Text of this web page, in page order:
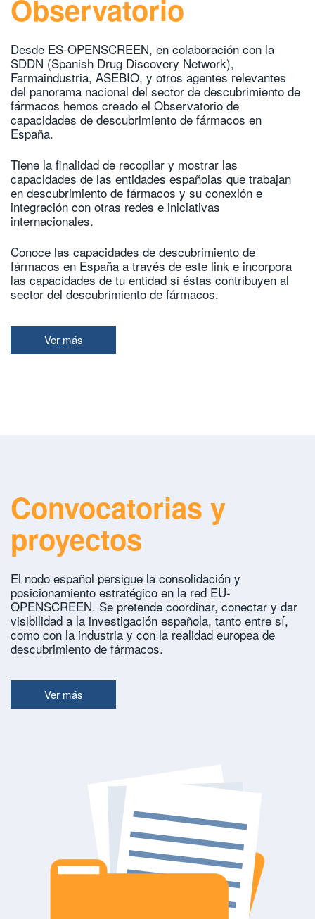
Observatorio
Desde ES-OPENSCREEN, en colaboración con la
SDDN (Spanish Drug Discovery Network),
Farmaindustria, ASEBIO, y otros agentes relevantes
del panorama nacional del sector de descubrimiento de
fármacos hemos creado el Observatorio de
capacidades de descubrimiento de fármacos en
España.
Tiene la finalidad de recopilar y mostrar las
capacidades de las entidades españolas que trabajan
en descubrimiento de fármacos y su conexión e
integración con otras redes e iniciativas
internacionales.
Conoce las capacidades de descubrimiento de
fármacos en España a través de este link e incorpora
las capacidades de tu entidad si éstas contribuyen al
sector del descubrimiento de fármacos.
Ver más
Convocatorias y
proyectos
El nodo español persigue la consolidación y
posicionamiento estratégico en la red EU-
OPENSCREEN. Se pretende coordinar, conectar y dar
visibilidad a la investigación española, tanto entre sí,
como con la industria y con la realidad europea de
descubrimiento de fármacos.
Ver más